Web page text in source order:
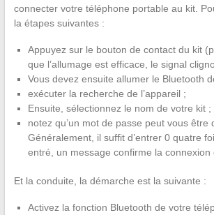
connecter votre téléphone portable au kit.
la étapes suivantes :
Appuyez sur le bouton de contact du kit
que l’allumage est efficace, le signal
Vous devez ensuite allumer le Bluetooth
exécuter la recherche de l’appareil ;
Ensuite, sélectionnez le nom de votre kit ;
notez qu’un mot de passe peut vous être
Généralement, il suffit d’entrer 0 quatre
entré, un message confirme la connexion
Et la conduite, la démarche est la suivante :
Activez la fonction Bluetooth de votre